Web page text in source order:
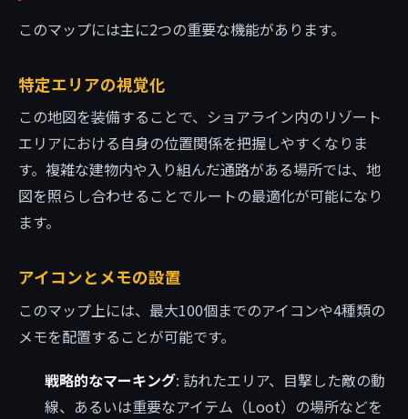
このマップには主に2つの重要な機能があります。
特定エリアの視覚化
この地図を装備することで、ショアライン内のリゾート
エリアにおける自身の位置関係を把握しやすくなりま
す。複雑な建物内や入り組んだ通路がある場所では、地
図を照らし合わせることでルートの最適化が可能になり
ます。
アイコンとメモの設置
このマップ上には、最大100個までのアイコンや4種類の
メモを配置することが可能です。
戦略的なマーキング: 訪れたエリア、目撃した敵の動
線、あるいは重要なアイテム（Loot）の場所などを